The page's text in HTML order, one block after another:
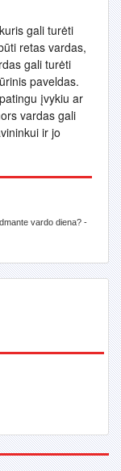
gali turėti
retas vardas,
gali turėti
paveldas.
įvykiu ar
vardas gali
ir jo
vardo diena? -